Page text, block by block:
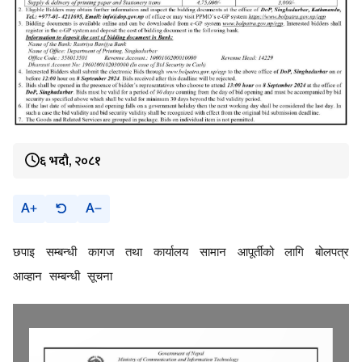
६ भदौ, २०८१
A A
छपाइ सम्बन्धी कागज तथा कार्यालय सामान आपूर्तीको लागि बोलपत्र
आव्हान सम्बन्धी सूचना